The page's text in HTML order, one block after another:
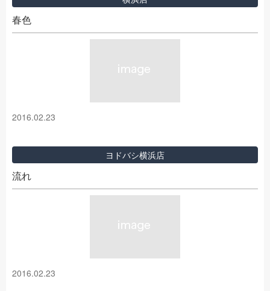
春色
2016.02.23
ヨドバシ横浜店
流れ
2016.02.23